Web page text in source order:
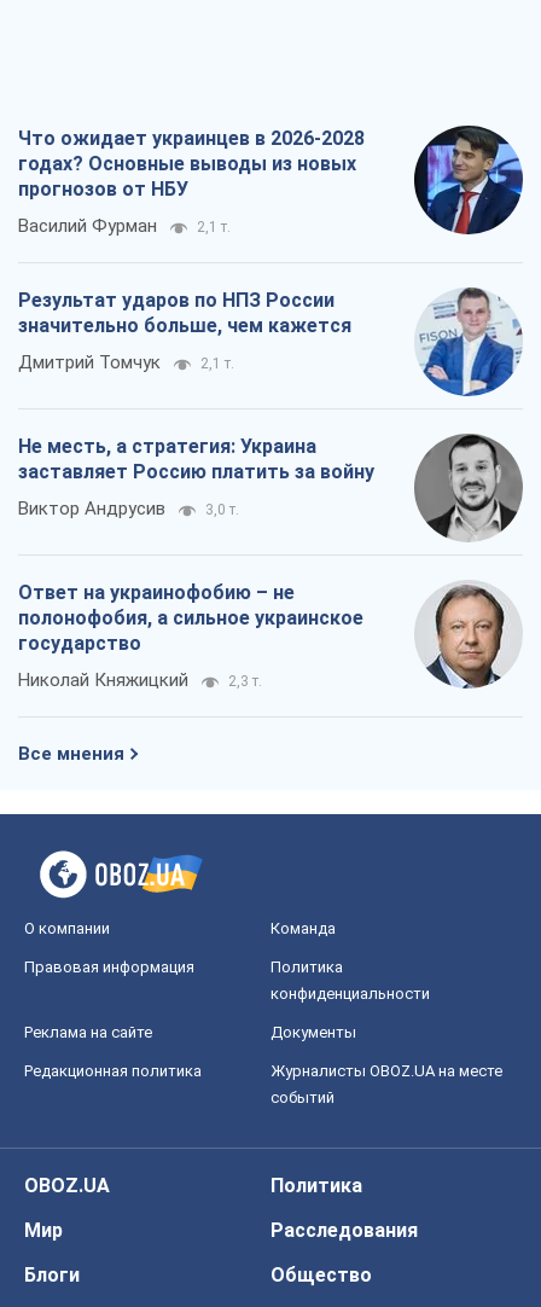
Что ожидает украинцев в 2026-2028
годах? Основные выводы из новых
прогнозов от НБУ
Василий Фурман 2,1 т.
Результат ударов по НПЗ России
значительно больше, чем кажется
Дмитрий Томчук 2,1 т.
Не месть, а стратегия: Украина
заставляет Россию платить за войну
Виктор Андрусив 3,0 т.
Ответ на украинофобию – не
полонофобия, а сильное украинское
государство
Николай Княжицкий 2,3 т.
Все мнения
О компании Команда
Правовая информация
Политика
конфиденциальности
Реклама на сайте Документы
Редакционная политика
Журналисты OBOZ.UA на месте
событий
OBOZ.UA
Политика
Мир
Расследования
Блоги
Общество